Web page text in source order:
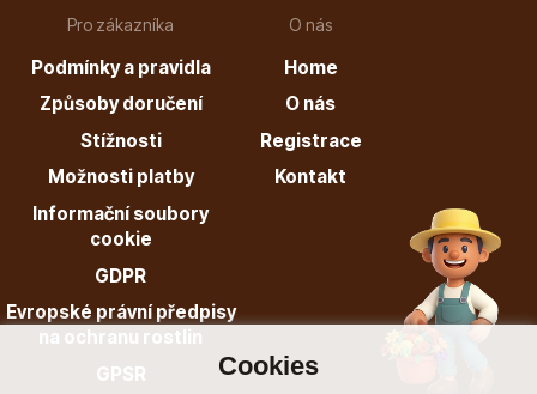
Cookies
Pro zákazníka
Podmínky a pravidla
Způsoby doručení
Stížnosti
Možnosti platby
Informační soubory
cookie
GDPR
Evropské právní předpisy
na ochranu rostlin
GPSR
O nás
Home
O nás
Registrace
Kontakt